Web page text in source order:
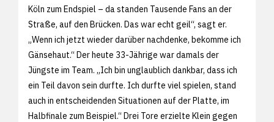
Köln zum Endspiel – da standen Tausende Fans an der
Straße, auf den Brücken. Das war echt geil“, sagt er.
„Wenn ich jetzt wieder darüber nachdenke, bekomme ich
Gänsehaut.“ Der heute 33-Jährige war damals der
Jüngste im Team. „Ich bin unglaublich dankbar, dass ich
ein Teil davon sein durfte. Ich durfte viel spielen, stand
auch in entscheidenden Situationen auf der Platte, im
Halbfinale zum Beispiel.“ Drei Tore erzielte Klein gegen